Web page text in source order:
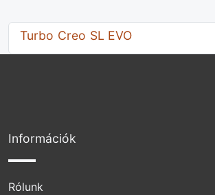
Turbo Creo SL EVO
Információk
Rólunk